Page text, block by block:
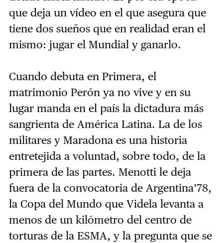
que deja un vídeo en el que asegura que
tiene dos sueños que en realidad eran el
mismo: jugar el Mundial y ganarlo.
Cuando debuta en Primera, el
matrimonio Perón ya no vive y en su
lugar manda en el país la dictadura más
sangrienta de América Latina. La de los
militares y Maradona es una historia
entretejida a voluntad, sobre todo, de la
primera de las partes. Menotti le deja
fuera de la convocatoria de Argentina’78,
la Copa del Mundo que Videla levanta a
menos de un kilómetro del centro de
torturas de la ESMA, y la pregunta que se